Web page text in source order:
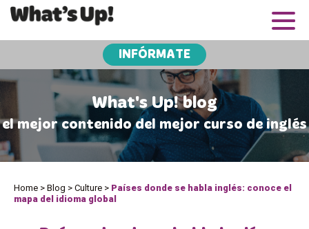
INFÓRMATE
What's Up! blog
el mejor contenido del mejor curso de inglés
Home > Blog > Culture > Países donde se habla inglés: conoce el
mapa del idioma global